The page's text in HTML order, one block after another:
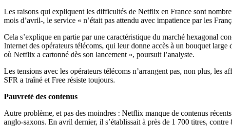
Les raisons qui expliquent les difficultés de Netflix en France sont
mois d’avril-, le service « n’était pas attendu avec impatience par les
Cela s’explique en partie par une caractéristique du marché hexagonal
Internet des opérateurs télécoms, qui leur donne accès à un bouquet
où Netflix a cartonné dès son lancement », poursuit l’analyste.
Les tensions avec les opérateurs télécoms n’arrangent pas, non plus,
SFR a traîné et Free résiste toujours.
Pauvreté des contenus
Autre problème, et pas des moindres : Netflix manque de contenus
anglo-saxons. En avril dernier, il s’établissait à près de 1 700 titres,